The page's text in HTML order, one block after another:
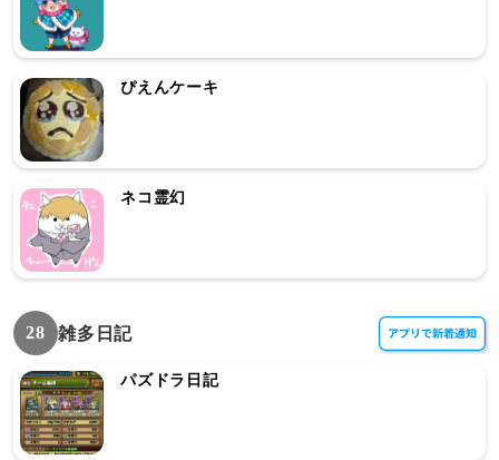
ぴえんケーキ
ネコ霊幻
28 雑多日記
パズドラ日記